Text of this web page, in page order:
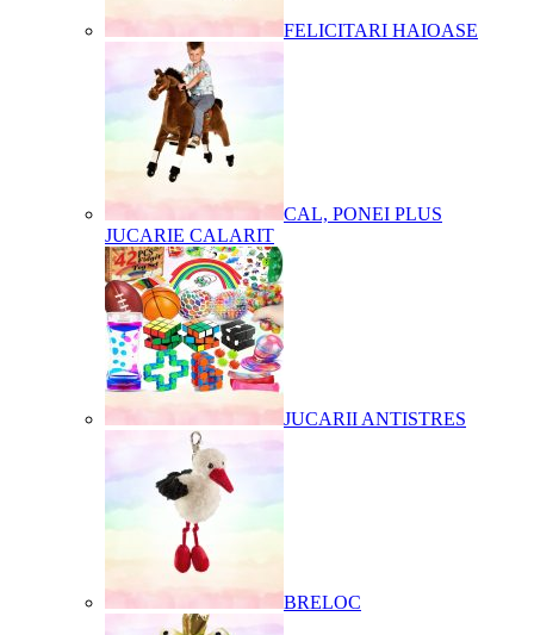
FELICITARI HAIOASE
CAL, PONEI PLUS
JUCARIE CALARIT
JUCARII ANTISTRES
BRELOC